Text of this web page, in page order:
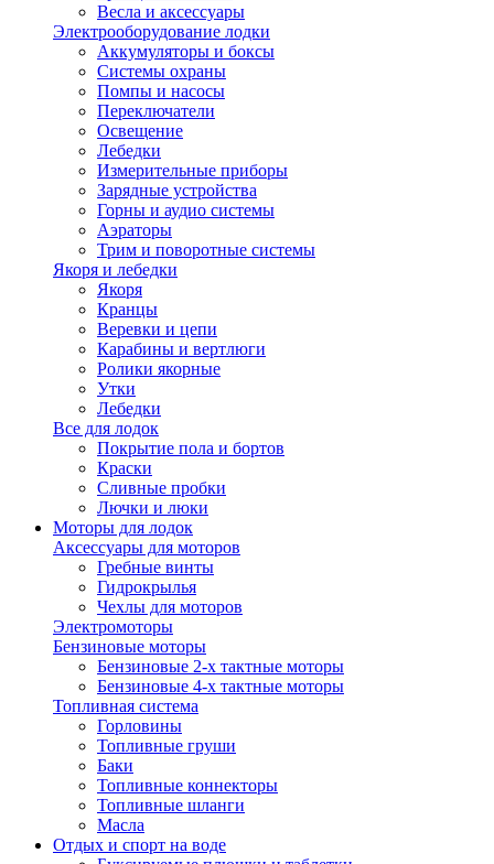
Весла и аксессуары
Электрооборудование лодки
Аккумуляторы и боксы
Системы охраны
Помпы и насосы
Переключатели
Освещение
Лебедки
Измерительные приборы
Зарядные устройства
Горны и аудио системы
Аэраторы
Трим и поворотные системы
Якоря и лебедки
Якоря
Кранцы
Веревки и цепи
Карабины и вертлюги
Ролики якорные
Утки
Лебедки
Все для лодок
Покрытие пола и бортов
Краски
Сливные пробки
Лючки и люки
Моторы для лодок
Аксессуары для моторов
Гребные винты
Гидрокрылья
Чехлы для моторов
Электромоторы
Бензиновые моторы
Бензиновые 2-х тактные моторы
Бензиновые 4-х тактные моторы
Топливная система
Горловины
Топливные груши
Баки
Топливные коннекторы
Топливные шланги
Масла
Отдых и спорт на воде